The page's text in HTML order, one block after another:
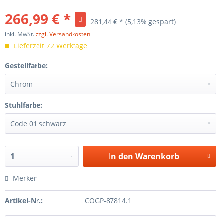
266,99 € * 281,44 € * (5,13% gespart)
inkl. MwSt.zzgl. Versandkosten
Lieferzeit 72 Werktage
Gestellfarbe:
Stuhlfarbe:
In den Warenkorb
Merken
Artikel-Nr.: COGP-87814.1